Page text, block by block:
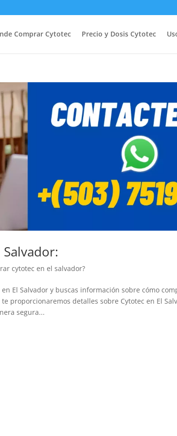
Comprar Cytotec Precio y Dosis Cytotec
cytotec en el salvador?
El Salvador y buscas información sobre cómo
proporcionaremos detalles sobre Cytotec en El
segura...